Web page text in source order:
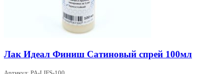
Лак Идеал Финиш Сатиновый спрей 100мл